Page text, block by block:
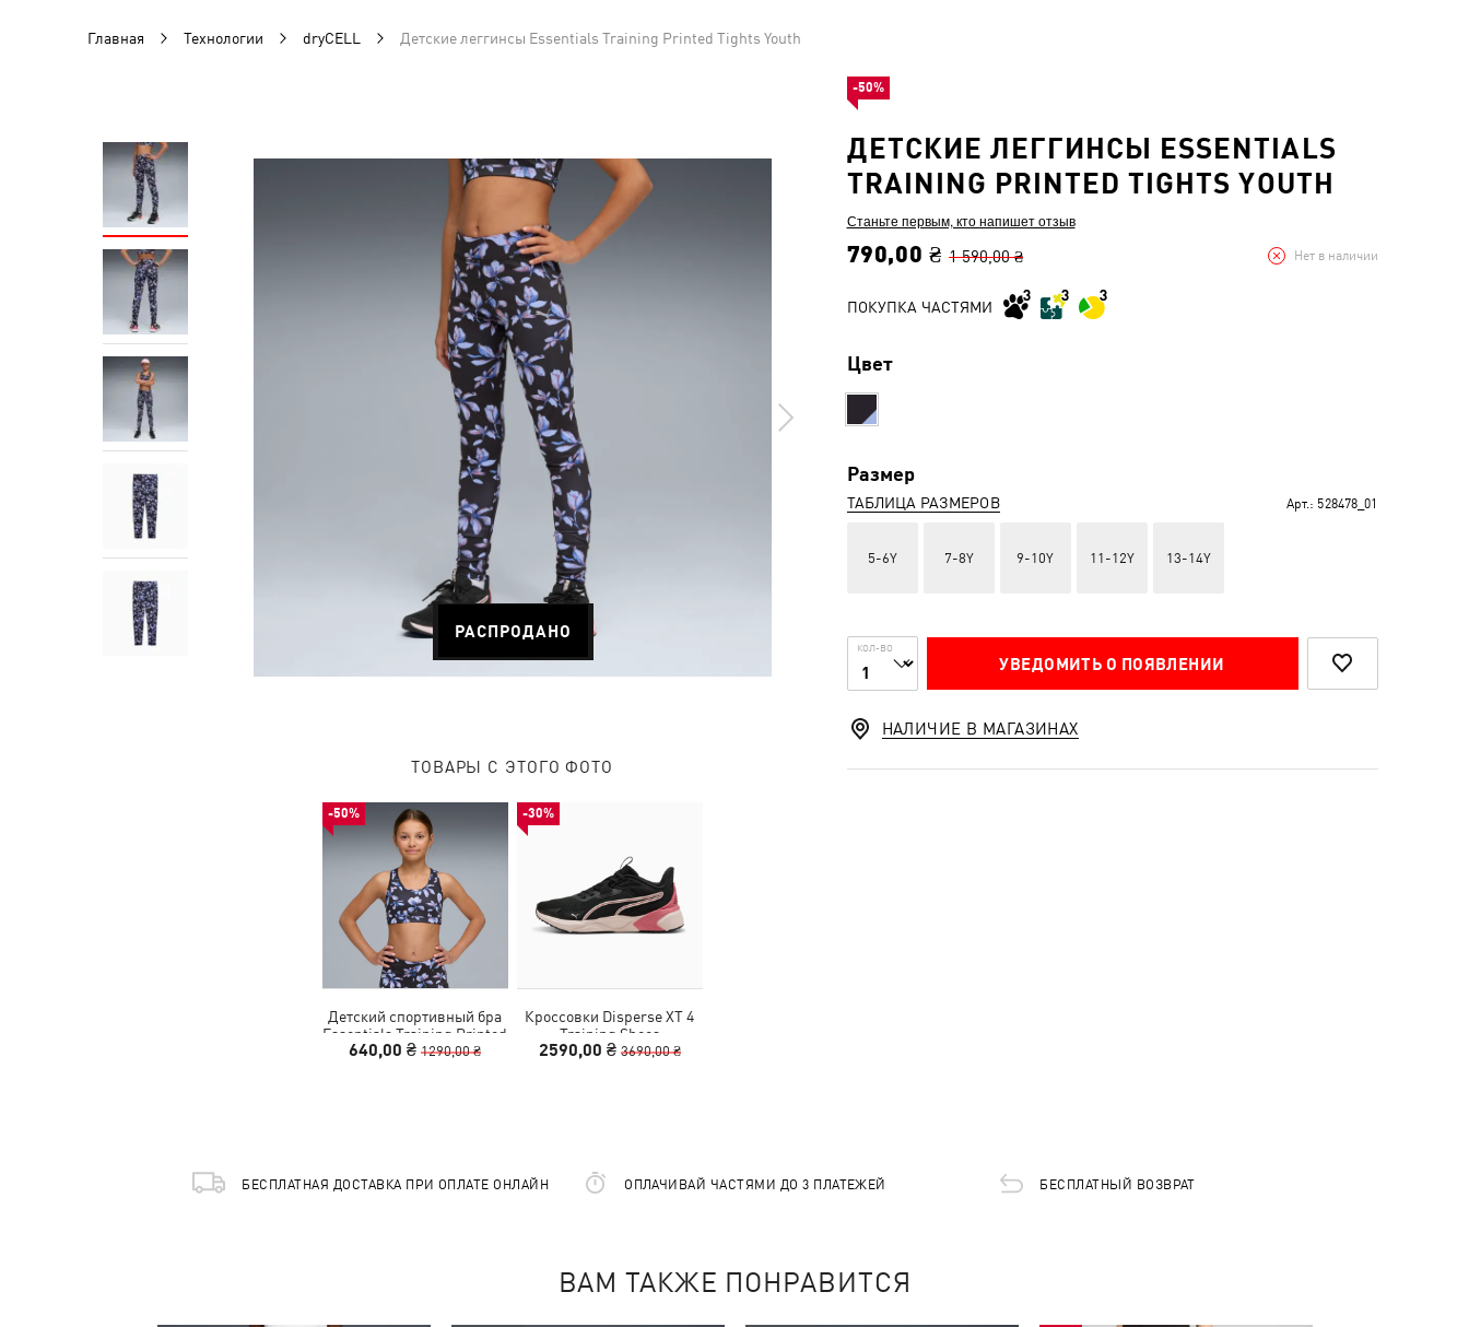
Главная Технологии dryCELL Детские леггинсы Essentials Training Printed Tights Youth
РАСПРОДАНО
ТОВАРЫ С ЭТОГО ФОТО
-50%
Детский спортивный бра
Essentials Training Printed
Bra Youth
640,00 ₴ 1290,00 ₴
-30%
Кроссовки Disperse XT 4
Training Shoes
2590,00 ₴ 3690,00 ₴
ДЕТСКИЕ ЛЕГГИНСЫ ESSENTIALS
TRAINING PRINTED TIGHTS YOUTH
Станьте первым, кто напишет отзыв
790,00 ₴ 1 590,00 ₴ Нет в наличии
ПОКУПКА ЧАСТЯМИ
Цвет
Размер
ТАБЛИЦА РАЗМЕРОВ Арт.: 528478_01
5-6Y 7-8Y 9-10Y 11-12Y 13-14Y
КОЛ-ВО
УВЕДОМИТЬ О ПОЯВЛЕНИИ
-50%
НАЛИЧИЕ В МАГАЗИНАХ
БЕСПЛАТНАЯ ДОСТАВКА ПРИ ОПЛАТЕ ОНЛАЙН ОПЛАЧИВАЙ ЧАСТЯМИ ДО 3 ПЛАТЕЖЕЙ БЕСПЛАТНЫЙ ВОЗВРАТ
ВАМ ТАКЖЕ ПОНРАВИТСЯ